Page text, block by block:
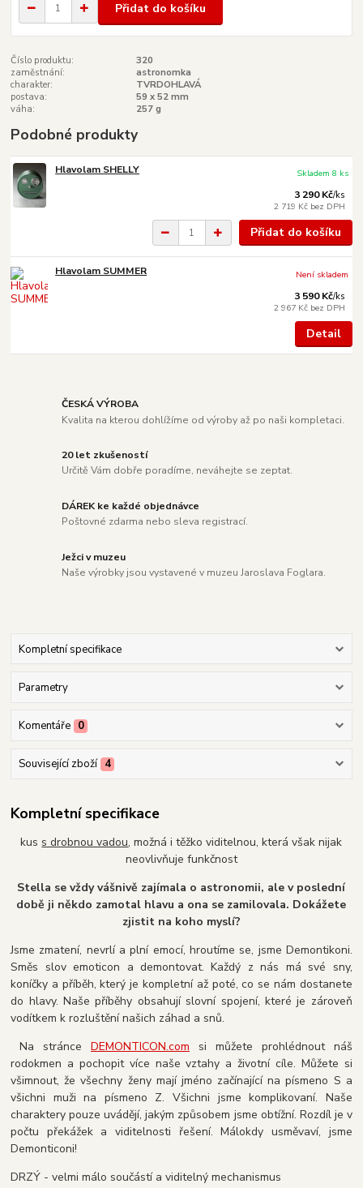
Přidat do košíku
Číslo produktu:
320
zaměstnání:
astronomka
charakter:
TVRDOHLAVÁ
postava:
59 x 52 mm
váha:
257 g
Podobné produkty
Hlavolam SHELLY
3 290 Kč/ks
2 719 Kč bez DPH
Skladem 8 ks
Přidat do košíku
Hlavolam SUMMER
3 590 Kč/ks
2 967 Kč bez DPH
Není skladem
Detail
ČESKÁ VÝROBA
Kvalita na kterou dohlížíme od výroby až po naši kompletaci.
20 let zkušeností
Určitě Vám dobře poradíme, neváhejte se zeptat.
DÁREK ke každé objednávce
Poštovné zdarma nebo sleva registrací.
Ježci v muzeu
Naše výrobky jsou vystavené v muzeu Jaroslava Foglara.
Kompletní specifikace
Parametry
Komentáře 0
Související zboží 4
Kompletní specifikace
kus s drobnou vadou, možná i těžko viditelnou, která však nijak
neovlivňuje funkčnost
Stella se vždy vášnivě zajímala o astronomii, ale v poslední
době ji někdo zamotal hlavu a ona se zamilovala. Dokážete
zjistit na koho myslí?
Jsme zmatení, nevrlí a plní emocí, hroutíme se, jsme Demontikoni.
Směs slov emoticon a demontovat. Každý z nás má své sny,
koníčky a příběh, který je kompletní až poté, co se nám dostanete
do hlavy. Naše příběhy obsahují slovní spojení, které je zároveň
vodítkem k rozluštění našich záhad a snů.
Na stránce DEMONTICON.com si můžete prohlédnout náš
rodokmen a pochopit více naše vztahy a životní cíle. Můžete si
všimnout, že všechny ženy mají jméno začínající na písmeno S a
všichni muži na písmeno Z. Všichni jsme komplikovaní. Naše
charaktery pouze uvádějí, jakým způsobem jsme obtížní. Rozdíl je v
počtu překážek a viditelnosti řešení. Málokdy usměvaví, jsme
Demonticoni!
DRZÝ - velmi málo součástí a viditelný mechanismus